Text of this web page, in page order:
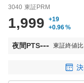
3040 東証PRM
1,999
+19
+0.96%
夜間PTS--- 東証終値比